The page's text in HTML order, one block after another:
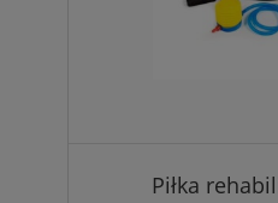
Piłka